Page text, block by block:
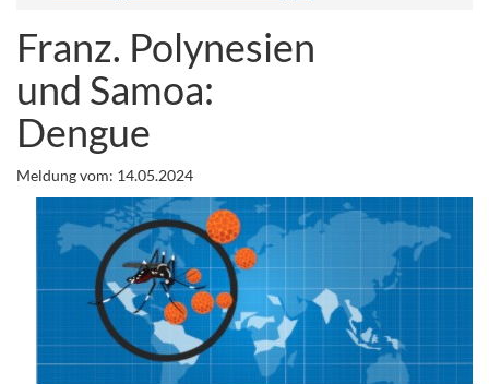
Franz. Polynesien
und Samoa:
Dengue
Meldung vom: 14.05.2024